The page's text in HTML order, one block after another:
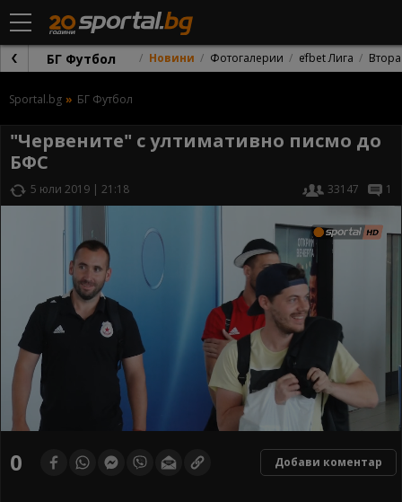
БГ Футбол Новини Фотогалерии efbet Лига
Sportal.bg БГ Футбол
"Червените" с ултимативно писмо до
БФС
5 юли 2019 | 21:18 33147 1
of0 Добави коментар